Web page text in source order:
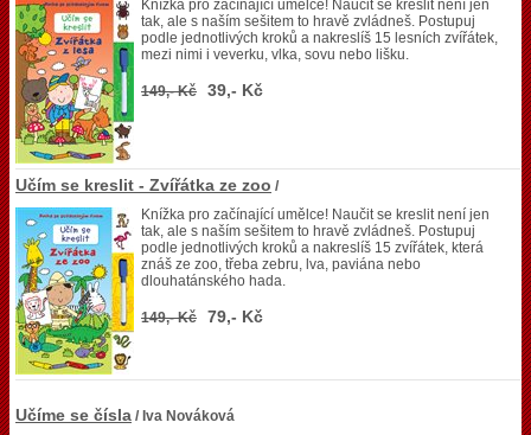
Knížka pro začínající umělce! Naučit se kreslit není jen
tak, ale s naším sešitem to hravě zvládneš. Postupuj
podle jednotlivých kroků a nakreslíš 15 lesních zvířátek,
mezi nimi i veverku, vlka, sovu nebo lišku.
149,- Kč 39,- Kč
Učím se kreslit - Zvířátka ze zoo /
Knížka pro začínající umělce! Naučit se kreslit není jen
tak, ale s naším sešitem to hravě zvládneš. Postupuj
podle jednotlivých kroků a nakreslíš 15 zvířátek, která
znáš ze zoo, třeba zebru, lva, paviána nebo
dlouhatánského hada.
149,- Kč 79,- Kč
Učíme se čísla / Iva Nováková